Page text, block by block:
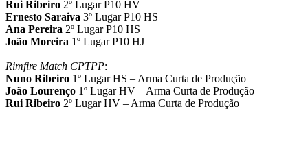
Rui Ribeiro 2º Lugar P10 HV
Ernesto Saraiva 3º Lugar P10 HS
Ana Pereira 2º Lugar P10 HS
João Moreira 1º Lugar P10 HJ
Rimfire Match CPTPP:
Nuno Ribeiro 1º Lugar HS – Arma Curta de Produção
João Lourenço 1º Lugar HV – Arma Curta de Produção
Rui Ribeiro 2º Lugar HV – Arma Curta de Produção